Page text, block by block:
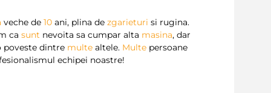
veche de10 ani, plina dezgarieturi si rugina.
casunt nevoita sa cumpar alta masina, dar
poveste dintre multe altele. Multe persoane
echipei noastre!